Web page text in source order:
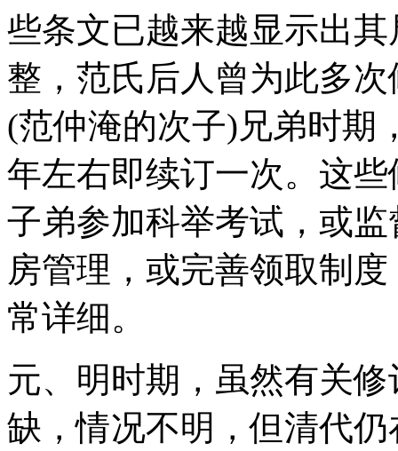
些条文已越来越显示出
整，范氏后人曾为此多
(范仲淹的次子)兄弟时期
年左右即续订一次。这
子弟参加科举考试，或
房管理，或完善领取制
常详细。
元、明时期，虽然有关
缺，情况不明，但清代